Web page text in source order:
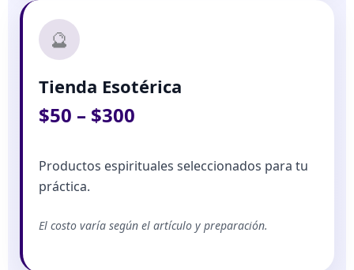
🔮
Tienda Esotérica
$50 – $300
Productos espirituales seleccionados para tu
práctica.
El costo varía según el artículo y preparación.